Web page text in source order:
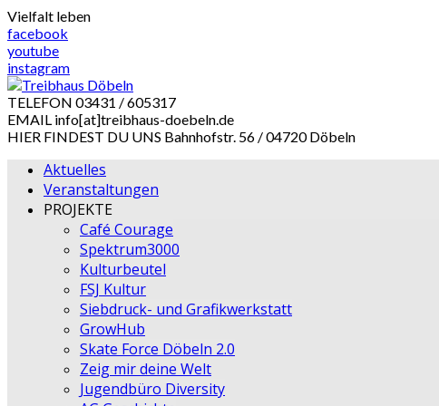
Skip
to
content
Vielfalt leben
facebook
youtube
instagram
TELEFON 03431 / 605317
EMAIL info[at]treibhaus-doebeln.de
HIER FINDEST DU UNS Bahnhofstr. 56 / 04720 Döbeln
Aktuelles
Veranstaltungen
PROJEKTE
Café Courage
Spektrum3000
Kulturbeutel
FSJ Kultur
Siebdruck- und Grafikwerkstatt
GrowHub
Skate Force Döbeln 2.0
Zeig mir deine Welt
Jugendbüro Diversity